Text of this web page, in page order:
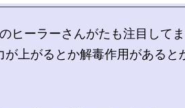
ヒーラーさんがたも注目して
が上がるとか解毒作用があると